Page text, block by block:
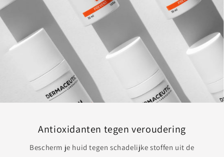
Antioxidanten tegen veroudering
Bescherm je huid tegen schadelijke stoffen uit de